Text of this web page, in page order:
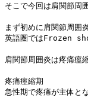
そこで今回は肩関節周
まず初めに肩関節周囲
英語圏ではFrozen
肩関節周囲炎は疼痛痙
疼痛痙縮期
急性期で疼痛が主体と